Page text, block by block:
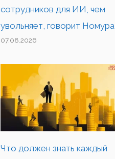
сотрудников для ИИ, чем
увольняет, говорит Номура
07.08.2026
Что должен знать каждый